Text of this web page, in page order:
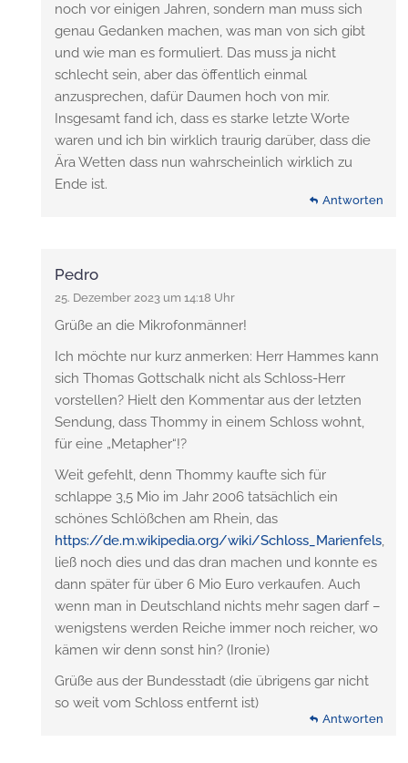
noch vor einigen Jahren, sondern man muss sich
genau Gedanken machen, was man von sich gibt
und wie man es formuliert. Das muss ja nicht
schlecht sein, aber das öffentlich einmal
anzusprechen, dafür Daumen hoch von mir.
Insgesamt fand ich, dass es starke letzte Worte
waren und ich bin wirklich traurig darüber, dass die
Ära Wetten dass nun wahrscheinlich wirklich zu
Ende ist.
Antworten
Pedro
25. Dezember 2023 um 14:18 Uhr
Grüße an die Mikrofonmänner!
Ich möchte nur kurz anmerken: Herr Hammes kann
sich Thomas Gottschalk nicht als Schloss-Herr
vorstellen? Hielt den Kommentar aus der letzten
Sendung, dass Thommy in einem Schloss wohnt,
für eine „Metapher“!?
Weit gefehlt, denn Thommy kaufte sich für
schlappe 3,5 Mio im Jahr 2006 tatsächlich ein
schönes Schlößchen am Rhein, das
https://de.m.wikipedia.org/wiki/Schloss_Marienfels,
ließ noch dies und das dran machen und konnte es
dann später für über 6 Mio Euro verkaufen. Auch
wenn man in Deutschland nichts mehr sagen darf –
wenigstens werden Reiche immer noch reicher, wo
kämen wir denn sonst hin? (Ironie)
Grüße aus der Bundesstadt (die übrigens gar nicht
so weit vom Schloss entfernt ist)
Antworten